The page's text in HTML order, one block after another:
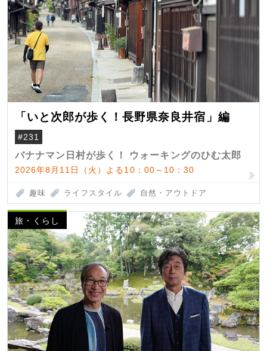
「いと次郎が歩く！長野県奈良井宿」編
#231
バナナマン日村が歩く！ ウォーキングのひむ太郎
2026年8月11日（火）よる10：00～10：30
趣味 ライフスタイル 自然・アウトドア
旅・くらし